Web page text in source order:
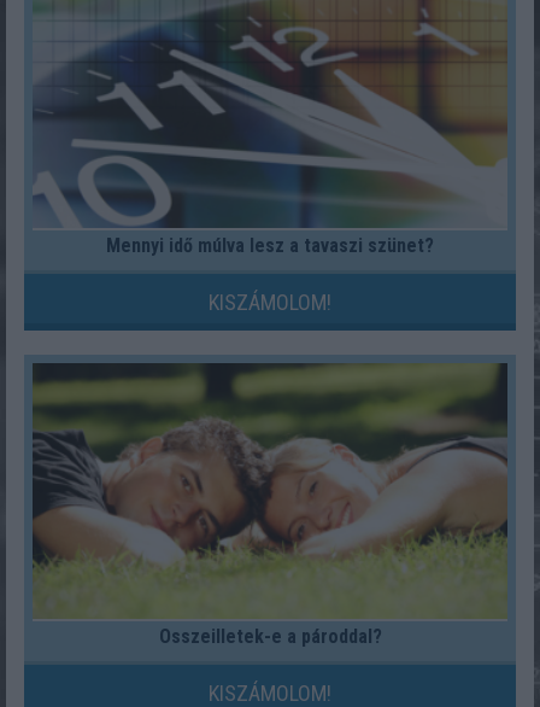
Mennyi idő múlva lesz a tavaszi szünet?
KISZÁMOLOM!
Összeilletek-e a pároddal?
KISZÁMOLOM!